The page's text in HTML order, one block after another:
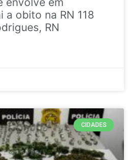
a obito na RN 118
RN
CIDADES